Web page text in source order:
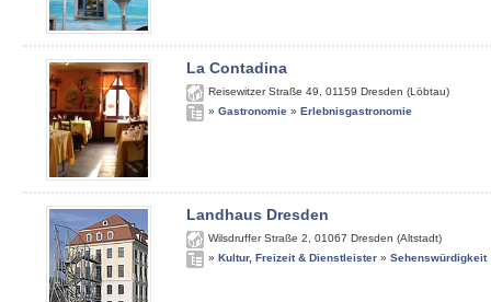
La Contadina
Reisewitzer Straße 49 01159 Dresden (Löbtau)
» Gastronomie » Erlebnisgastronomie
Landhaus Dresden
Wilsdruffer Straße 2 01067 Dresden (Altstadt)
» Kultur, Freizeit & Dienstleister » Sehenswürdigkeit